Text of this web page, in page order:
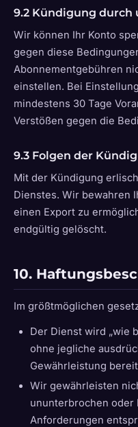
9.2 Kündigung durch
Wir können Ihr Konto
gegen diese
Abonnementgebühren
einstellen. Bei
mindestens 30 Tage
Verstößen gegen die
9.3 Folgen der
Mit der Kündigung
Dienstes. Wir bewahren
einen Export zu
endgültig gelöscht.
10.
Im größtmöglichen
Der Dienst wird „wie
ohne jegliche
Gewährleistung
Wir gewährleisten
ununterbrochen oder
Anforderungen